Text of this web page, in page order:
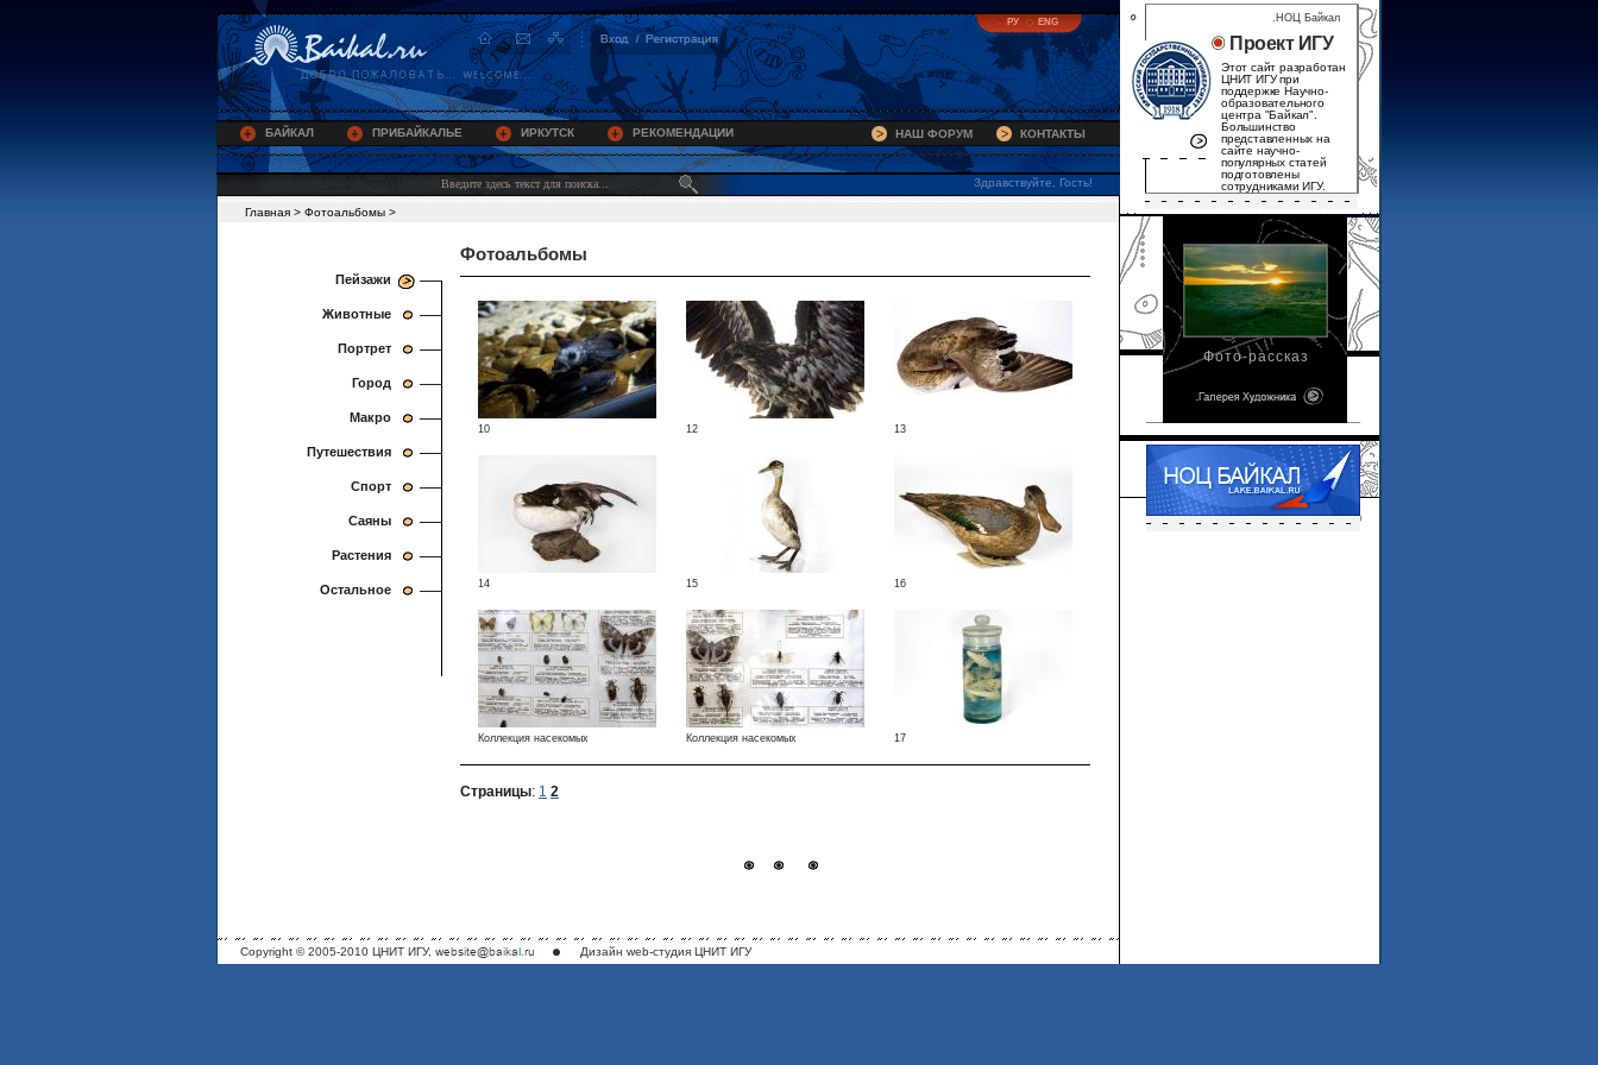
РУ ENG
БАЙКАЛ ПРИБАЙКАЛЬЕ ИРКУТСК РЕКОМЕНДАЦИИ НАШ ФОРУМ КОНТАКТЫ
Здравствуйте, Гость!
Главная > Фотоальбомы >
Пейзажи
Животные
Портрет
Город
Макро
Путешествия
Спорт
Саяны
Растения
Остальное
Фотоальбомы
10 12 13
14 15 16
Коллекция насекомых Коллекция насекомых 17
Страницы: 1 2
.НОЦ Байкал
Проект ИГУ
Этот сайт разработан
ЦНИТ ИГУ при
поддержке Научно-
образовательного
центра "Байкал".
Большинство
представленных на
сайте научно-
популярных статей
подготовлены
сотрудниками ИГУ.
Фото-рассказ
Copyright © 2005-2010 ЦНИТ ИГУ, Дизайн web-студия ЦНИТ ИГУ